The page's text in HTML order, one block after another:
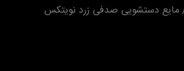
مایع دستشویی صدفی زرد نویتکس